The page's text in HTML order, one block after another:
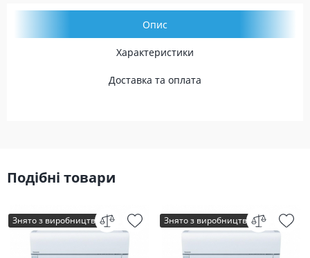
Опис
Характеристики
Доставка та оплата
Подібні товари
Знято з виробництва Знято з виробництва